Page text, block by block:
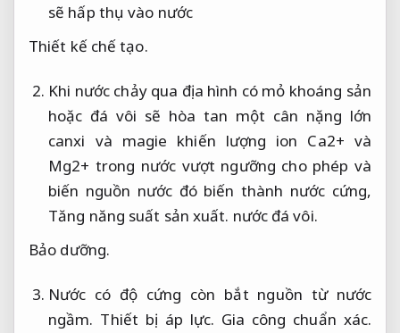
sẽ hấp thụ vào nước
Thiết kế chế tạo.
Khi nước chảy qua địa hình có mỏ khoáng sản
hoặc đá vôi sẽ hòa tan một cân nặng lớn
canxi và magie khiến lượng ion Ca2+ và
Mg2+ trong nước vượt ngưỡng cho phép và
biến nguồn nước đó biến thành nước cứng,
Tăng năng suất sản xuất. nước đá vôi.
Bảo dưỡng.
Nước có độ cứng còn bắt nguồn từ nước
ngầm. Thiết bị áp lực. Gia công chuẩn xác.